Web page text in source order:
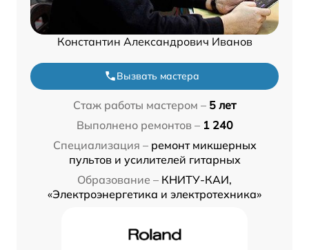
Константин Александрович Иванов
Вызвать мастера
Стаж работы мастером – 5 лет
Выполнено ремонтов – 1 240
Специализация – ремонт микшерных
пультов и усилителей гитарных
Образование – КНИТУ-КАИ,
«Электроэнергетика и электротехника»